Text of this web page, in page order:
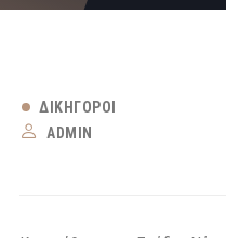
ΔΙΚΗΓΌΡΟΙ
ADMIN